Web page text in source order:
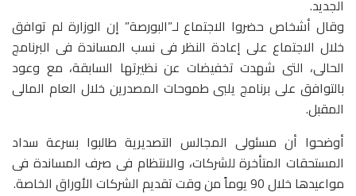
الجديد.
وقال أشخاص حضروا الاجتماع لـ”البورصة” إن الوزارة لم توافق
خلال الاجتماع على إعادة النظر فى نسب المساندة فى البرنامج
الحالى، التى شهدت تخفيضات عن نظيرتها السابقة، مع وعود
بالتوافق على برنامج يلبى طموحات المصدرين خلال العام المالى
المقبل.
أوضحوا أن مسئولى المجالس التصديرية طالبوا بسرعة سداد
المستحقات المتأخرة للشركات، والانتظام فى صرف المساندة فى
مواعيدها خلال 90 يوماً من وقت تقديم الشركات الأوراق الخاصة.